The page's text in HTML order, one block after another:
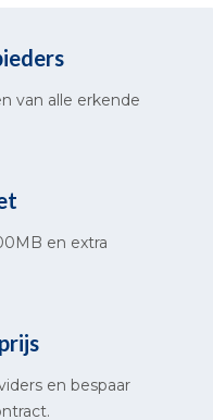
van alle erkende
en extra
en bespaar